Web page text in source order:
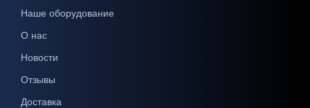
Наше оборудование
О нас
Новости
Отзывы
Доставка